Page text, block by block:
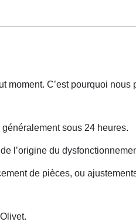
moment. C’est pourquoi
sous 24 heures.
l’origine du
de pièces, ou